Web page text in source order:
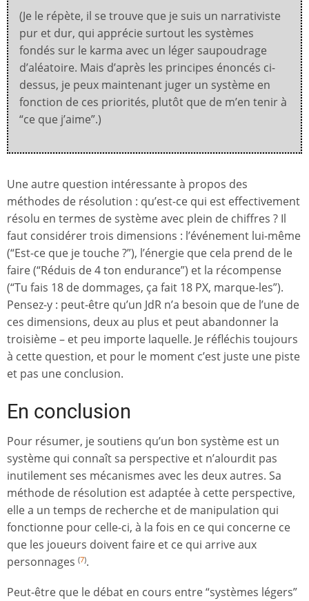
(Je le répète, il se trouve que je suis un narrativiste
pur et dur, qui apprécie surtout les systèmes
fondés sur le karma avec un léger saupoudrage
d’aléatoire. Mais d’après les principes énoncés ci-
dessus, je peux maintenant juger un système en
fonction de ces priorités, plutôt que de m’en tenir à
“ce que j’aime”.)
Une autre question intéressante à propos des
méthodes de résolution : qu’est-ce qui est effectivement
résolu en termes de système avec plein de chiffres ? Il
faut considérer trois dimensions : l’événement lui-même
(“Est-ce que je touche ?”), l’énergie que cela prend de le
faire (“Réduis de 4 ton endurance”) et la récompense
(“Tu fais 18 de dommages, ça fait 18 PX, marque-les”).
Pensez-y : peut-être qu’un JdR n’a besoin que de l’une de
ces dimensions, deux au plus et peut abandonner la
troisième – et peu importe laquelle. Je réfléchis toujours
à cette question, et pour le moment c’est juste une piste
et pas une conclusion.
En conclusion
Pour résumer, je soutiens qu’un bon système est un
système qui connaît sa perspective et n’alourdit pas
inutilement ses mécanismes avec les deux autres. Sa
méthode de résolution est adaptée à cette perspective,
elle a un temps de recherche et de manipulation qui
fonctionne pour celle-ci, à la fois en ce qui concerne ce
que les joueurs doivent faire et ce qui arrive aux
personnages (7).
Peut-être que le débat en cours entre “systèmes légers”